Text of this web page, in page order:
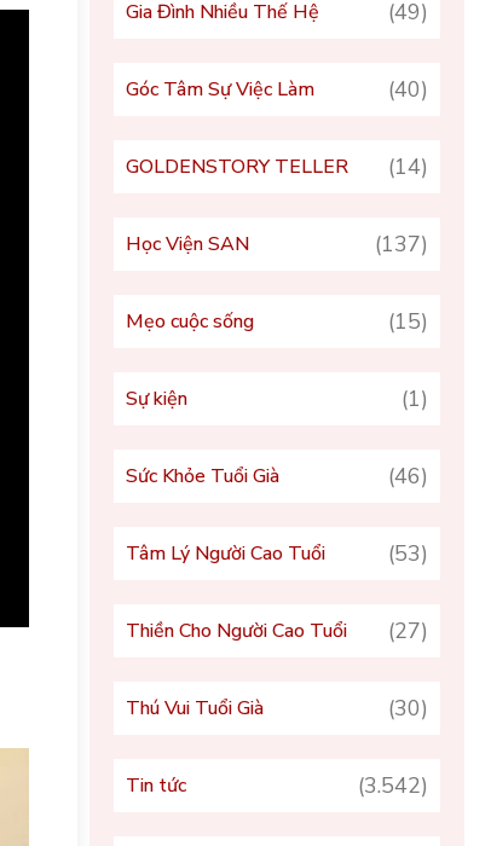
Gia Đình Nhiều Thế Hệ (49)
Góc Tâm Sự Việc Làm (40)
GOLDENSTORY TELLER (14)
Học Viện SAN (137)
Mẹo cuộc sống (15)
Sự kiện (1)
Sức Khỏe Tuổi Già (46)
Tâm Lý Người Cao Tuổi (53)
Thiền Cho Người Cao Tuổi (27)
Thú Vui Tuổi Già (30)
Tin tức (3.542)